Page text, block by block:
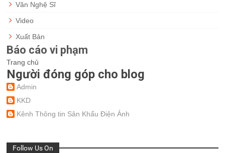
Văn Nghệ Sĩ
Video
Xuất Bản
Báo cáo vi phạm
Trang chủ
Người đóng góp cho blog
Admin
KKD
Kênh Thông tin Sân Khấu Điện Ảnh
Follow Us On